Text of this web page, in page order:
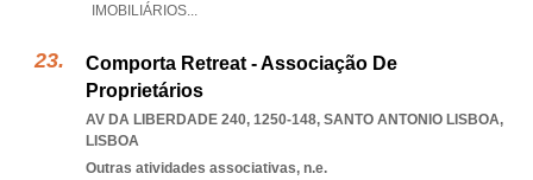
IMOBILIÁRIOS...
Comporta Retreat - Associação De
Proprietários
AV DA LIBERDADE 240, 1250-148, SANTO ANTONIO LISBOA,
LISBOA
Outras atividades associativas, n.e.